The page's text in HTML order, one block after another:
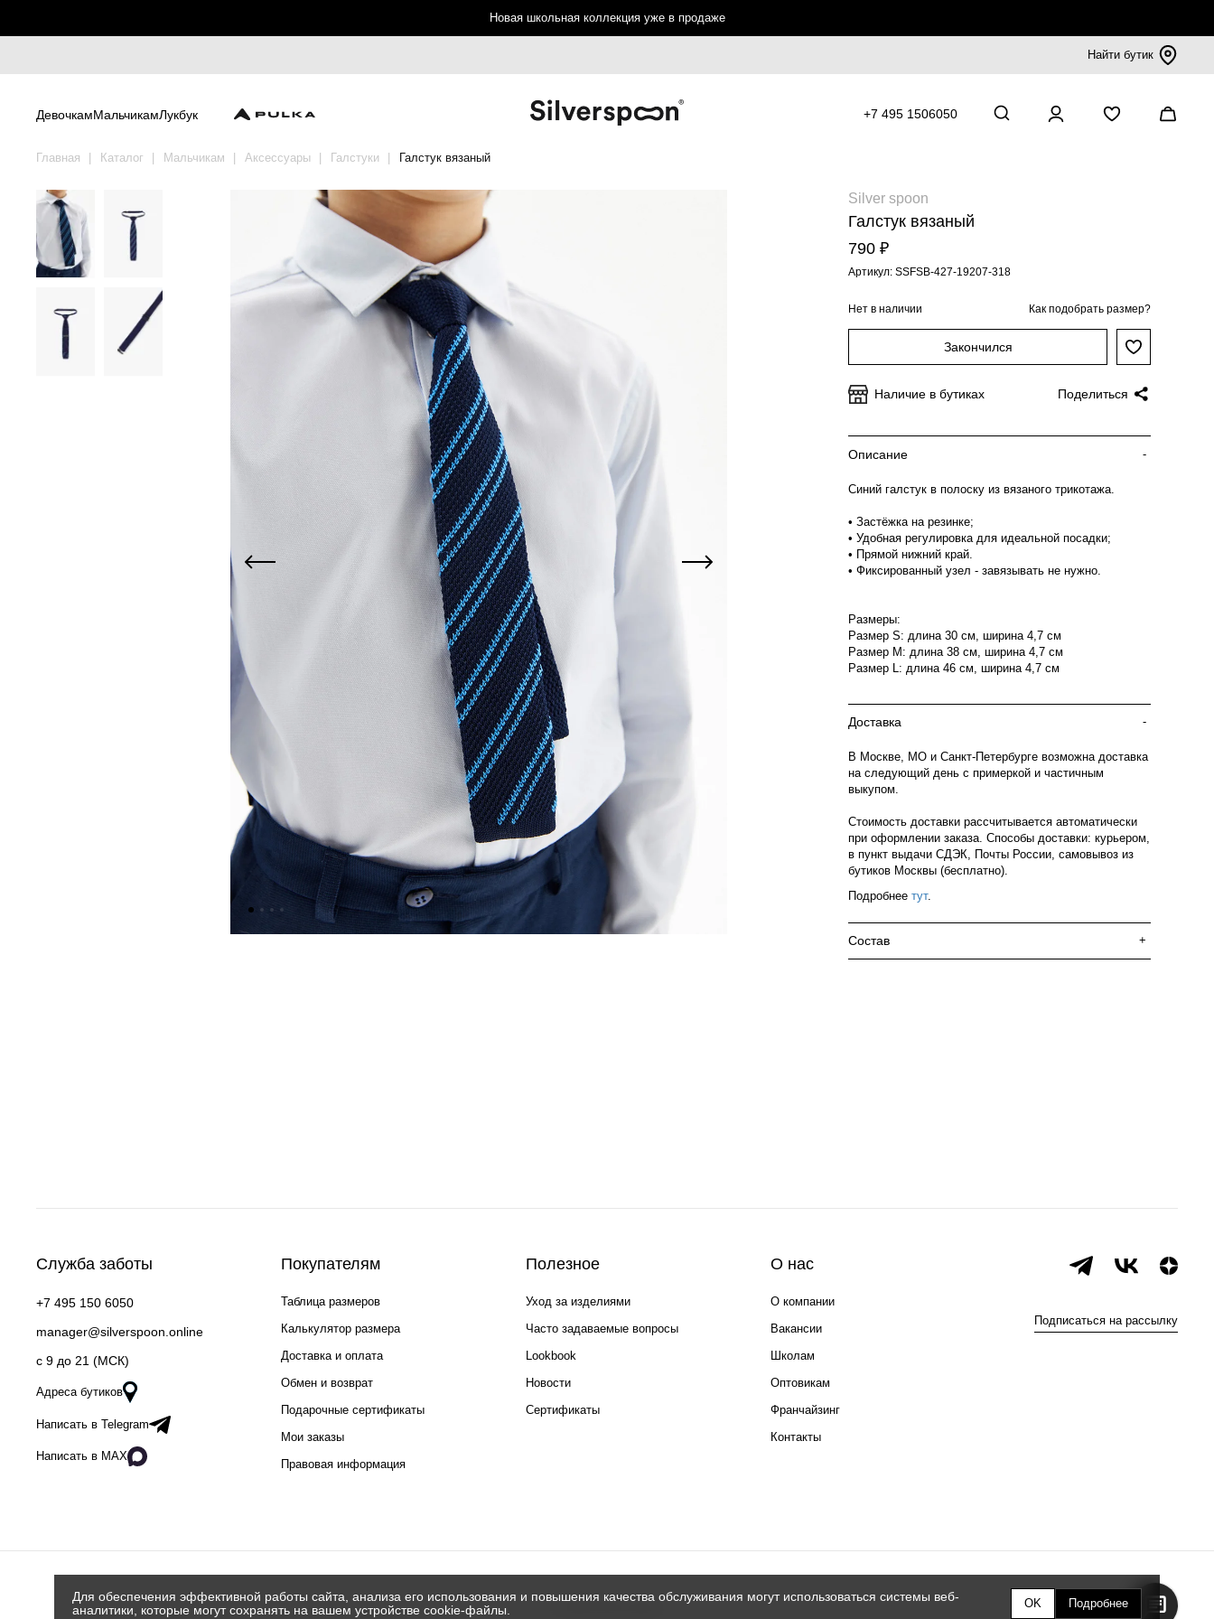
Новая школьная коллекция уже в продаже
Найти бутик
ДевочкамМальчикамЛукбук +7 495 1506050
Главная Каталог Мальчикам Аксессуары Галстуки Галстук вязаный
Silver spoon
Галстук вязаный
790 ₽
Артикул: SSFSB-427-19207-318
Нет в наличии Как подобрать размер?
Закончился
Наличие в бутиках Поделиться
Описание -
Синий галстук в полоску из вязаного трикотажа.
• Застёжка на резинке;
• Удобная регулировка для идеальной посадки;
• Прямой нижний край.
• Фиксированный узел - завязывать не нужно.
Размеры:
Размер S: длина 30 см, ширина 4,7 см
Размер М: длина 38 см, ширина 4,7 см
Размер L: длина 46 см, ширина 4,7 см
Доставка -
В Москве, МО и Санкт-Петербурге возможна доставка
на следующий день с примеркой и частичным
выкупом.
Стоимость доставки рассчитывается автоматически
при оформлении заказа. Способы доставки: курьером,
в пункт выдачи СДЭК, Почты России, самовывоз из
бутиков Москвы (бесплатно).
Подробнее тут.
Состав +
Служба заботы
+7 495 150 6050
manager@silverspoon.online
c 9 до 21 (МСК)
Адреса бутиков
Написать в Telegram
Написать в MAX
Покупателям
Таблица размеров
Калькулятор размера
Доставка и оплата
Обмен и возврат
Подарочные сертификаты
Мои заказы
Правовая информация
Полезное
Уход за изделиями
Часто задаваемые вопросы
Lookbook
Новости
Сертификаты
О нас
О компании
Вакансии
Школам
Оптовикам
Франчайзинг
Контакты
Подписаться на рассылку
Для обеспечения эффективной работы сайта, анализа его использования и повышения качества обслуживания могут использоваться системы веб-
аналитики, которые могут сохранять на вашем устройстве cookie-файлы.
OK Подробнее